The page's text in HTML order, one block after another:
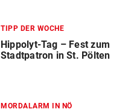
TIPP DER WOCHE
Hippolyt-Tag – Fest zum
Stadtpatron in St. Pölten
MORDALARM IN NÖ